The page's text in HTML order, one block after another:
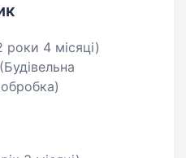
роки 4 місяці)
(Будівельна